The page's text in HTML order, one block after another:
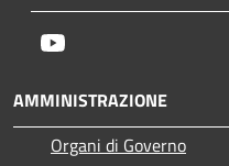
AMMINISTRAZIONE
Organi di Governo